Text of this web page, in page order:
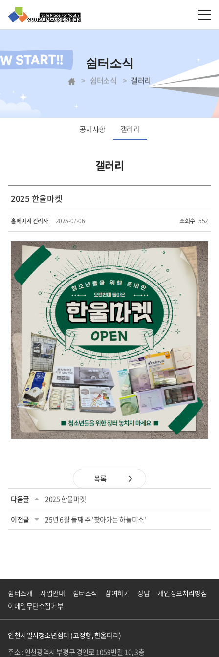
쉼터소식
쉼터소식 갤러리
공지사항 갤러리
갤러리
2025 한울마켓
홈페이지 관리자 2025-07-06 조회수 552
목록
다음글 2025 한울마켓
이전글 25년 6월 둘째 주 '찾아가는 하늘미소'
쉼터소개 사업안내 쉼터소식 참여하기 상담
개인정보처리방침
이메일무단수집거부
인천시일시청소년쉼터 (고정형, 한울타리)
주소 : 인천광역시 부평구 경인로 1059번길 10, 3층